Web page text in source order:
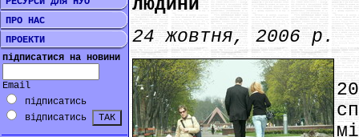
ПРО НАС
ПРОЕКТИ
підписатися на новини
Email
підписатись
відписатись
людини
24 жовтня, 2006 р.